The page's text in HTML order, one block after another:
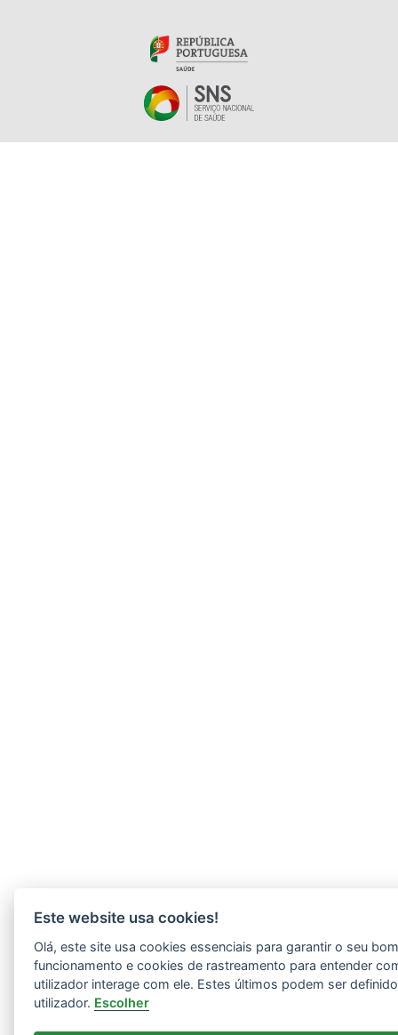
Este website usa cookies!
Olá, este site usa cookies essenciais para garantir o seu
funcionamento e cookies de rastreamento para entender
utilizador interage com ele. Estes últimos podem ser
utilizador. Escolher